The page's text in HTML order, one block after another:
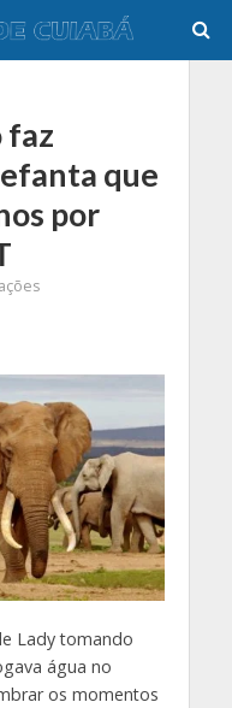
faz
que
por
Lady tomando
água no
os momentos